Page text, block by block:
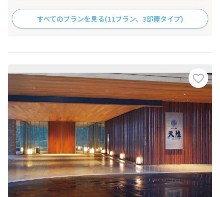
すべてのプランを見る(11プラン、3部屋タイプ)